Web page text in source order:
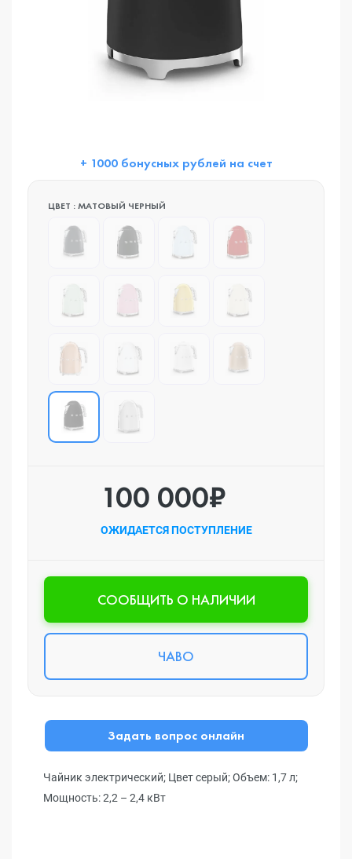
+ 1000 бонусных рублей на счет
ЦВЕТ : МАТОВЫЙ ЧЕРНЫЙ
100 000₽
ОЖИДАЕТСЯ ПОСТУПЛЕНИЕ
CООБЩИТЬ О НАЛИЧИИ
ЧАВО
Задать вопрос онлайн
Чайник электрический; Цвет серый; Объем: 1,7 л;
Мощность: 2,2 – 2,4 кВт